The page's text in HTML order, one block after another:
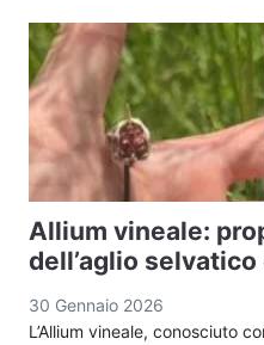
Allium vineale:
dell’aglio
30 Gennaio 2026
L’Allium vineale, conosciuto